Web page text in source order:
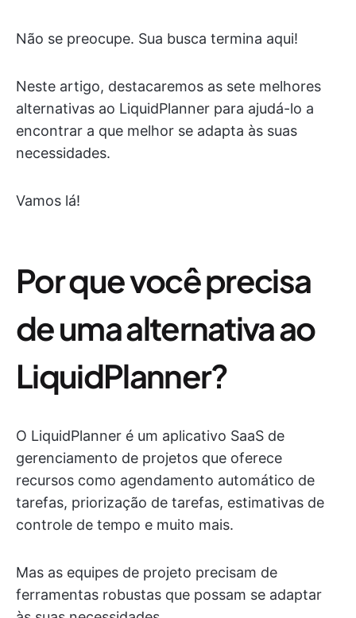
Não se preocupe. Sua busca termina aqui!
Neste artigo, destacaremos as sete melhores
alternativas ao LiquidPlanner para ajudá-lo a
encontrar a que melhor se adapta às suas
necessidades.
Vamos lá!
Por que você precisa
de uma alternativa ao
LiquidPlanner?
O LiquidPlanner é um aplicativo SaaS de
gerenciamento de projetos que oferece
recursos como agendamento automático de
tarefas, priorização de tarefas, estimativas de
controle de tempo e muito mais.
Mas as equipes de projeto precisam de
ferramentas robustas que possam se adaptar